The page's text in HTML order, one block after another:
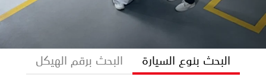
البحث بنوع السيارة البحث برقم الهيكل